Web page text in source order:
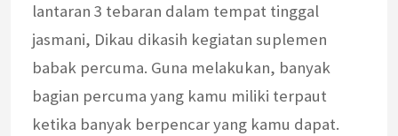
lantaran 3 tebaran dalam tempat tinggal
jasmani, Dikau dikasih kegiatan suplemen
babak percuma. Guna melakukan, banyak
bagian percuma yang kamu miliki terpaut
ketika banyak berpencar yang kamu dapat.